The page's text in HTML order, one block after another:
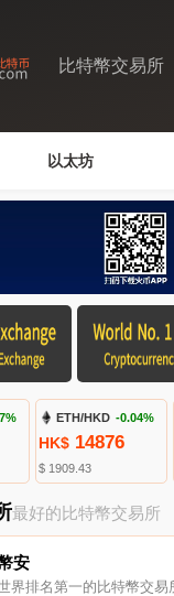
比特幣交易所
以太坊
ETH/HKD -0.04%
HK$14876
$ 1909.43
最好的比特幣交易所
安
界排名第一的比特幣交易